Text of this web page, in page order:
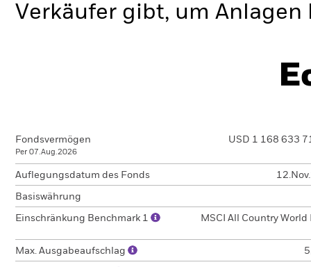
Verkäufer gibt, um
Fondsvermögen
Per 07.Aug.2026
USD 1 168 633
Auflegungsdatum des Fonds
Basiswährung
Einschränkung Benchmark 1
MSCI All Country World
Max. Ausgabeaufschlag